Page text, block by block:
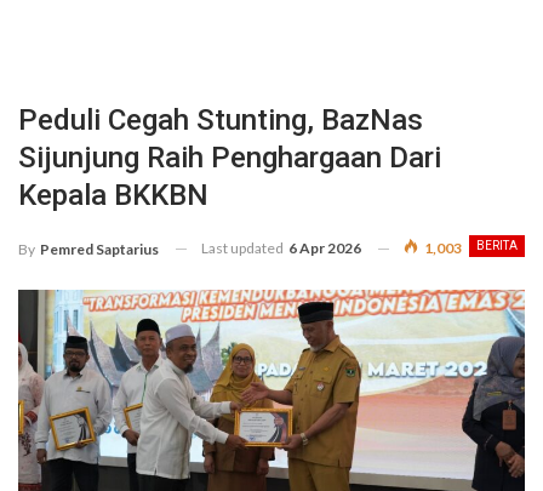
Peduli Cegah Stunting, BazNas
Sijunjung Raih Penghargaan Dari
Kepala BKKBN
BERITA
By Pemred Saptarius Last updated 6 Apr 2026 1,003